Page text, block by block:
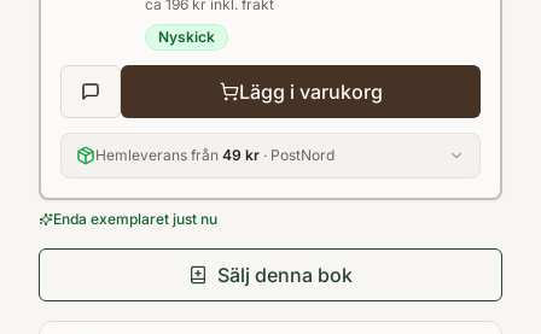
genomsnittliga längd.
ca 196 kr inkl. frakt
Nyskick
Lägg i varukorg
Hemleverans från 49 kr · PostNord
Enda exemplaret just nu
Sälj denna bok